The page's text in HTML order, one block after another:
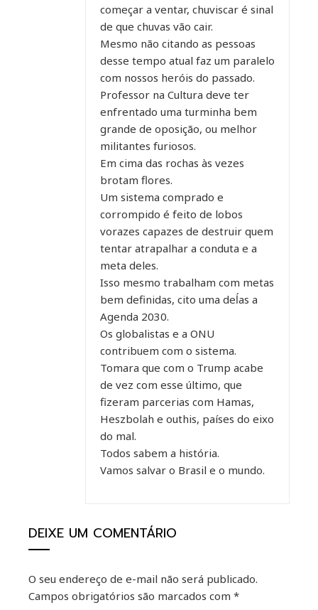
começar a ventar, chuviscar é sinal
de que chuvas vão cair.
Mesmo não citando as pessoas
desse tempo atual faz um paralelo
com nossos heróis do passado.
Professor na Cultura deve ter
enfrentado uma turminha bem
grande de oposição, ou melhor
militantes furiosos.
Em cima das rochas às vezes
brotam flores.
Um sistema comprado e
corrompido é feito de lobos
vorazes capazes de destruir quem
tentar atrapalhar a conduta e a
meta deles.
Isso mesmo trabalham com metas
bem definidas, cito uma deĺas a
Agenda 2030.
Os globalistas e a ONU
contribuem com o sistema.
Tomara que com o Trump acabe
de vez com esse último, que
fizeram parcerias com Hamas,
Heszbolah e outhis, países do eixo
do mal.
Todos sabem a história.
Vamos salvar o Brasil e o mundo.
DEIXE UM COMENTÁRIO
O seu endereço de e-mail não será publicado.
Campos obrigatórios são marcados com *